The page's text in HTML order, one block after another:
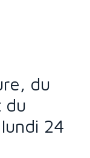
du
du
24